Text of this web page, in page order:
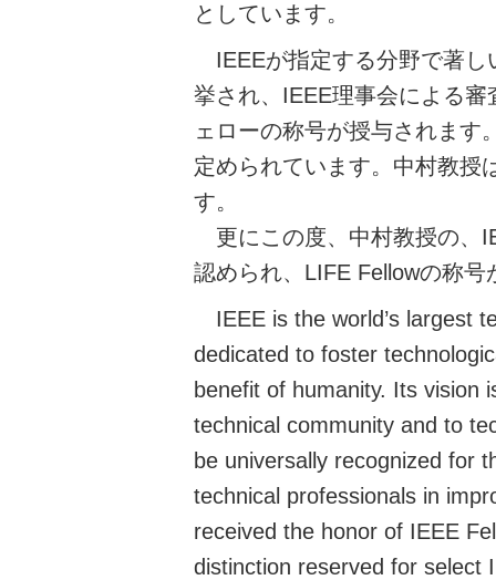
としています。
IEEEが指定する分野で著し
挙され、IEEE理事会による
ェローの称号が授与されます
定められています。中村教授
す。
更にこの度、中村教授の、
認められ、LIFE Fellowの称号
IEEE is the world’s largest
dedicated to foster
benefit of humanity. Its vision
technical community and to
be universally recognized for
technical professionals in
received the honor of IEEE
distinction reserved for select